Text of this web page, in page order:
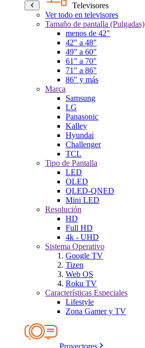
Televisores
Ver todo en televisores
Tamaño de pantalla (Pulgadas)
menos de 42"
42" a 48"
49" a 60"
61" a 70"
71" a 86"
86" y más
Marca
Samsung
LG
Panasonic
Kalley
Hyundai
Challenger
TCL
Tipo de Pantalla
LED
OLED
QLED-QNED
Mini LED
Resolución
HD
Full HD
4k - UHD
Sistema Operativo
Google TV
Tizen
Web OS
Roku TV
Características Especiales
Lifestyle
Zona Gamer y TV
Proyectores